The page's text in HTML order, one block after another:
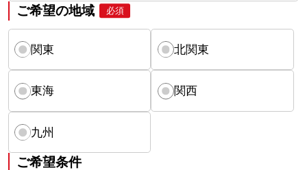
ご希望の地域 必須
関東 北関東
東海 関西
九州
ご希望条件